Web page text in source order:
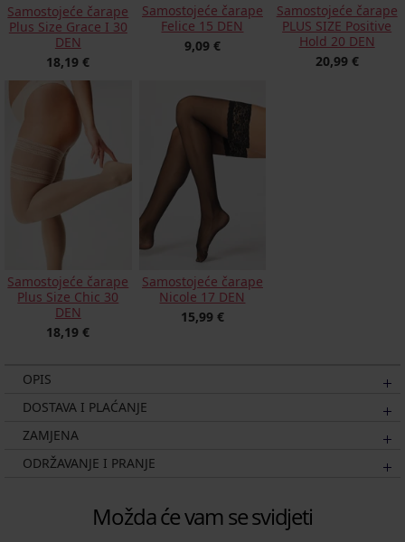
Samostojeće čarape
Plus Size Grace I 30
DEN
18,19 €
Samostojeće čarape
Felice 15 DEN
9,09 €
Samostojeće čarape
PLUS SIZE Positive
Hold 20 DEN
20,99 €
Samostojeće čarape
Plus Size Chic 30
DEN
18,19 €
Samostojeće čarape
Nicole 17 DEN
15,99 €
OPIS
DOSTAVA I PLAĆANJE
ZAMJENA
ODRŽAVANJE I PRANJE
Možda će vam se svidjeti